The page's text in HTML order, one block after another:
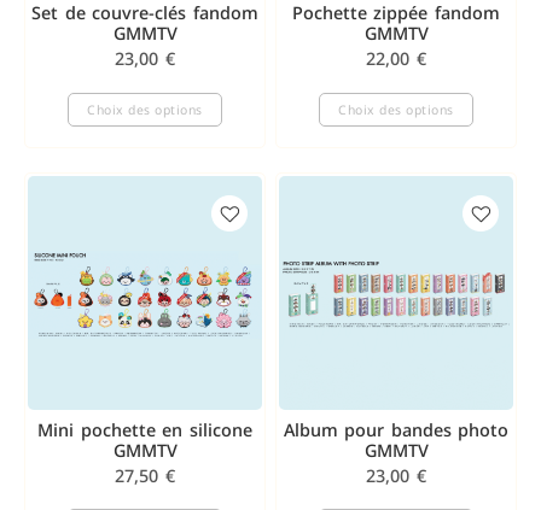
Set de couvre-clés fandom
GMMTV
23,00 €
Choix des options
Pochette zippée fandom
GMMTV
22,00 €
Choix des options
Mini pochette en silicone
GMMTV
27,50 €
Album pour bandes photo
GMMTV
23,00 €